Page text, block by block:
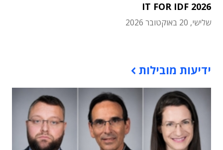
IT FOR IDF 2026
שלישי, 20 באוקטובר 2026
ידיעות מובילות